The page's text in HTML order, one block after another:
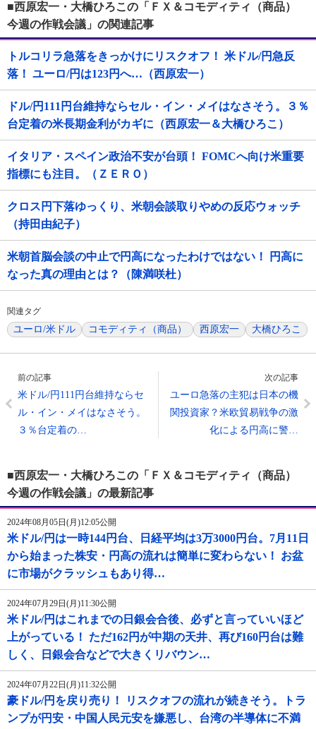
■西原宏一・大橋ひろこの「ＦＸ＆コモディティ（商品）
今週の作戦会議」の関連記事
トルコリラ急落をきっかけにリスクオフ！ 米ドル/円急反
落！ ユーロ/円は123円へ…（西原宏一）
ドル/円111円台維持ならセル・イン・メイはなさそう。３％
台定着の米長期金利がカギに（西原宏一＆大橋ひろこ）
イタリア・スペイン政治不安が台頭！ FOMCへ向け米重要
指標にも注目。（ＺＥＲＯ）
クロス円下落ゆっくり、米朝会談取りやめの反応ウォッチ
（持田由紀子）
米朝首脳会談の中止で円高になったわけではない！ 円高に
なった真の理由とは？（陳満咲杜）
関連タグ
ユーロ/米ドル コモディティ（商品） 西原宏一 大橋ひろこ
前の記事
米ドル/円111円台維持ならセ
ル・イン・メイはなさそう。
３％台定着の…
次の記事
ユーロ急落の主犯は日本の機
関投資家？米欧貿易戦争の激
化による円高に警…
■西原宏一・大橋ひろこの「ＦＸ＆コモディティ（商品）
今週の作戦会議」の最新記事
2024年08月05日(月)12:05公開
米ドル/円は一時144円台、日経平均は3万3000円台。7月11日
から始まった株安・円高の流れは簡単に変わらない！ お盆
に市場がクラッシュもあり得…
2024年07月29日(月)11:30公開
米ドル/円はこれまでの日銀会合後、必ずと言っていいほど
上がっている！ ただ162円が中期の天井、再び160円台は難
しく、日銀会合などで大きくリバウン…
2024年07月22日(月)11:32公開
豪ドル/円を戻り売り！ リスクオフの流れが続きそう。トラ
ンプが円安・中国人民元安を嫌悪し、台湾の半導体に不満